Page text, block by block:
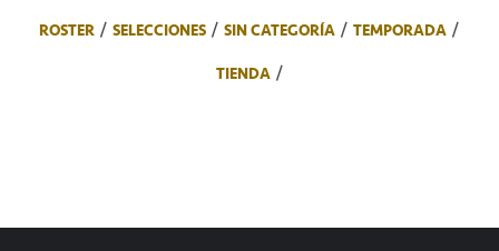
ROSTER
SELECCIONES SIN CATEGORÍA
TEMPORADA
TIENDA